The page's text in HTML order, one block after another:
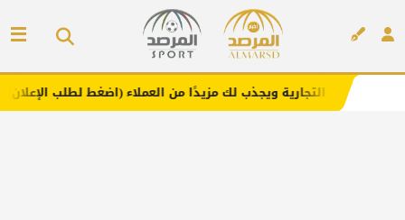
ويجذب لك مزيدًا من العملاء (اضغط لطلب الإعلان)